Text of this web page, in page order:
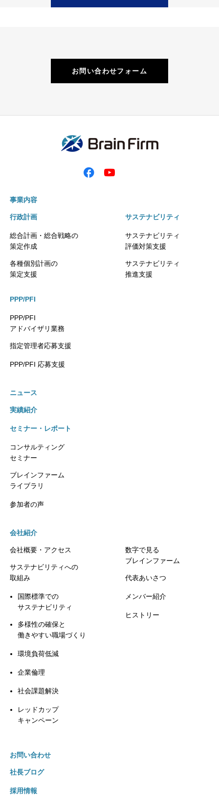
お問い合わせフォーム
事業内容
行政計画
総合計画・総合戦略の
策定作成
各種個別計画の
策定支援
サステナビリティ
サステナビリティ
評価対策支援
サステナビリティ
推進支援
PPP/PFI
PPP/PFI
アドバイザリ業務
指定管理者応募支援
PPP/PFI 応募支援
ニュース
実績紹介
セミナー・レポート
コンサルティング
セミナー
ブレインファーム
ライブラリ
参加者の声
会社紹介
会社概要・アクセス
サステナビリティへの
取組み
国際標準での
サステナビリティ
多様性の確保と
働きやすい職場づくり
環境負荷低減
企業倫理
社会課題解決
レッドカップ
キャンペーン
数字で見る
ブレインファーム
代表あいさつ
メンバー紹介
ヒストリー
お問い合わせ
社長ブログ
採用情報